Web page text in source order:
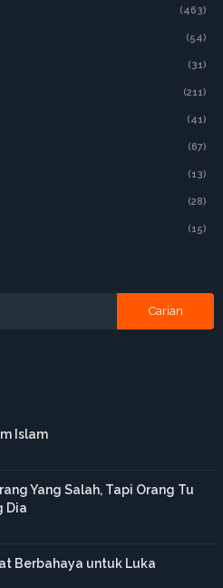
(463)
(54)
(31)
(211)
(41)
(67)
(13)
(28)
(15)
Islam
Yang Salah, Tapi Orang Tu
Dia
Berbahaya untuk Luka